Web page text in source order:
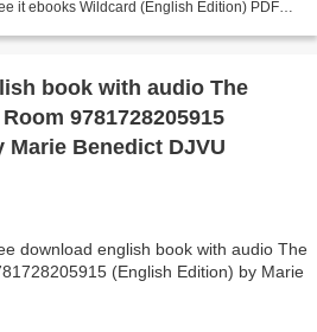
it ebooks Wildcard (English Edition) PDF
book with audio The
9781728205915
Benedict DJVU